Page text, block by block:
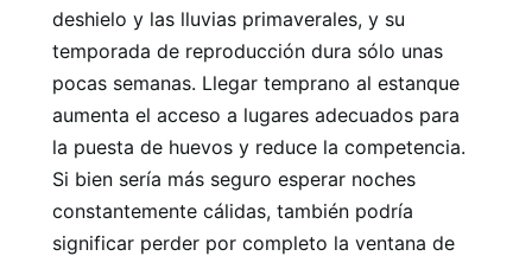
deshielo y las lluvias primaverales, y su
temporada de reproducción dura sólo unas
pocas semanas. Llegar temprano al estanque
aumenta el acceso a lugares adecuados para
la puesta de huevos y reduce la competencia.
Si bien sería más seguro esperar noches
constantemente cálidas, también podría
significar perder por completo la ventana de